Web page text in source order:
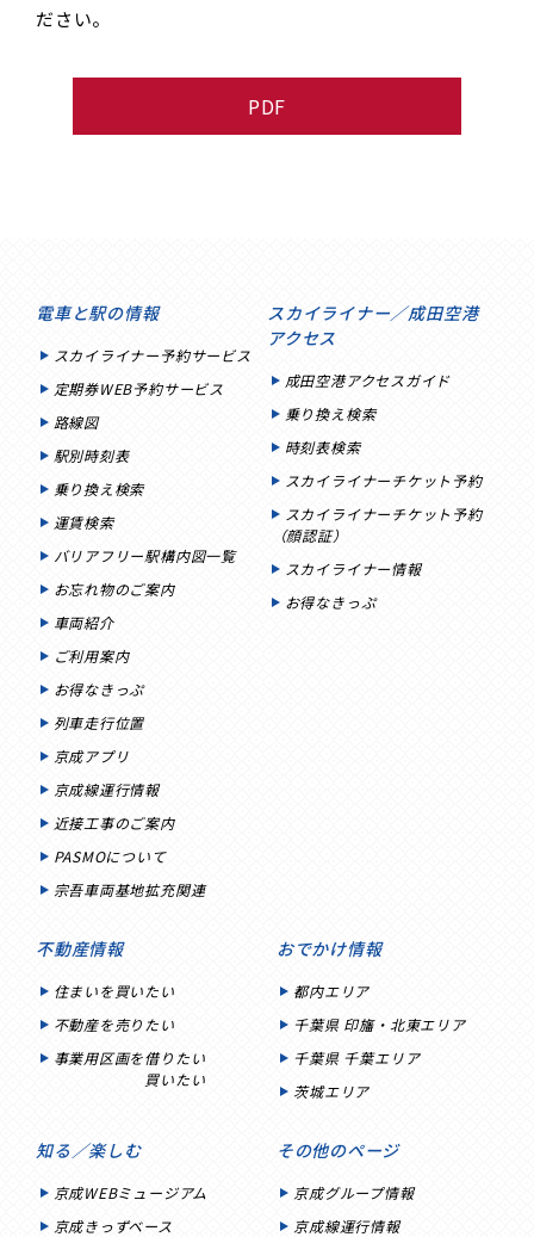
ださい。
PDF
電車と駅の情報
スカイライナー予約サービス
定期券WEB予約サービス
路線図
駅別時刻表
乗り換え検索
運賃検索
バリアフリー駅構内図一覧
お忘れ物のご案内
車両紹介
ご利用案内
お得なきっぷ
列車走行位置
京成アプリ
京成線運行情報
近接工事のご案内
PASMOについて
宗吾車両基地拡充関連
スカイライナー／成田空港
アクセス
成田空港アクセスガイド
乗り換え検索
時刻表検索
スカイライナーチケット予約
スカイライナーチケット予約
（顔認証）
スカイライナー情報
お得なきっぷ
不動産情報
住まいを買いたい
不動産を売りたい
事業用区画を借りたい
買いたい
おでかけ情報
都内エリア
千葉県 印旛・北東エリア
千葉県 千葉エリア
茨城エリア
知る／楽しむ
京成WEBミュージアム
京成きっずベース
その他のページ
京成グループ情報
京成線運行情報